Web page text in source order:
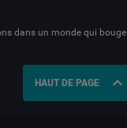
dans un monde qui bouge
HAUT DE PAGE expand_less